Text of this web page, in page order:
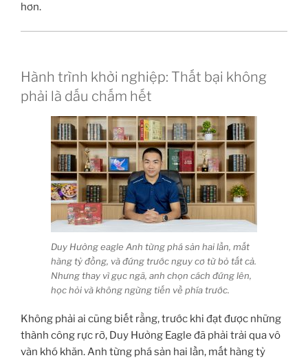
hơn.
Hành trình khởi nghiệp: Thất bại không
phải là dấu chấm hết
Duy Hưởng eagle Anh từng phá sản hai lần, mất
hàng tỷ đồng, và đứng trước nguy cơ từ bỏ tất cả.
Nhưng thay vì gục ngã, anh chọn cách đứng lên,
học hỏi và không ngừng tiến về phía trước.
Không phải ai cũng biết rằng, trước khi đạt được những
thành công rực rỡ, Duy Hưởng Eagle đã phải trải qua vô
vàn khó khăn. Anh từng phá sản hai lần, mất hàng tỷ